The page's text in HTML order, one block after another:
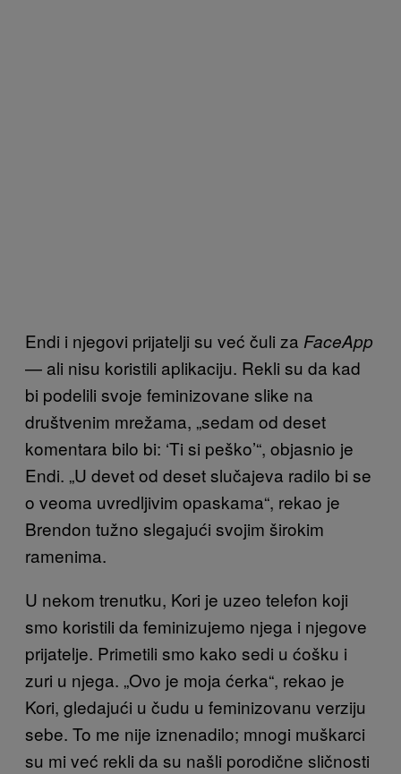
Endi i njegovi prijatelji su već čuli za FaceApp
— ali nisu koristili aplikaciju. Rekli su da kad
bi podelili svoje feminizovane slike na
društvenim mrežama, „sedam od deset
komentara bilo bi: ‘Ti si peško’“, objasnio je
Endi. „U devet od deset slučajeva radilo bi se
o veoma uvredljivim opaskama“, rekao je
Brendon tužno slegajući svojim širokim
ramenima.
U nekom trenutku, Kori je uzeo telefon koji
smo koristili da feminizujemo njega i njegove
prijatelje. Primetili smo kako sedi u ćošku i
zuri u njega. „Ovo je moja ćerka“, rekao je
Kori, gledajući u čudu u feminizovanu verziju
sebe. To me nije iznenadilo; mnogi muškarci
su mi već rekli da su našli porodične sličnosti